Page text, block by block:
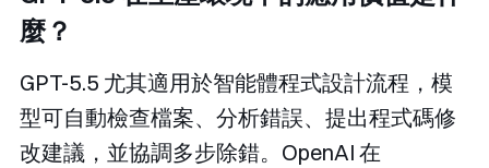
麼？
GPT-5.5 尤其適用於智能體程式設計流程，模
型可自動檢查檔案、分析錯誤、提出程式碼修
改建議，並協調多步除錯。OpenAI 在